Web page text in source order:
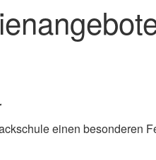
einen besonderen